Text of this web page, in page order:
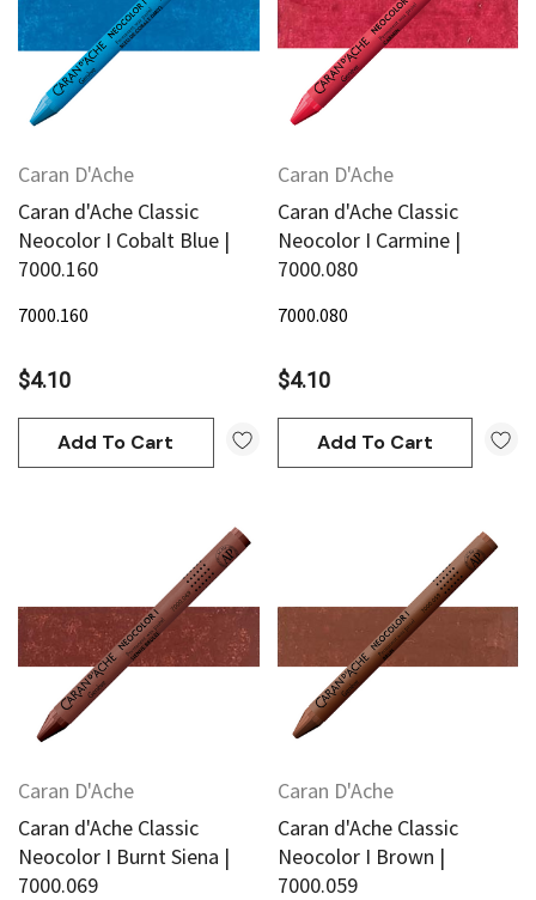
Caran D'Ache
Caran d'Ache Classic
Neocolor I Cobalt Blue |
7000.160
7000.160
$4.10
Add To Cart
Caran D'Ache
Caran d'Ache Classic
Neocolor I Carmine |
7000.080
7000.080
$4.10
Add To Cart
Caran D'Ache
Caran d'Ache Classic
Neocolor I Burnt Siena |
7000.069
Caran D'Ache
Caran d'Ache Classic
Neocolor I Brown |
7000.059